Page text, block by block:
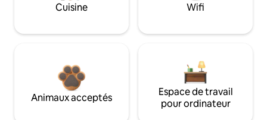
Cuisine Wifi
Animaux acceptés
Espace de travail
pour ordinateur